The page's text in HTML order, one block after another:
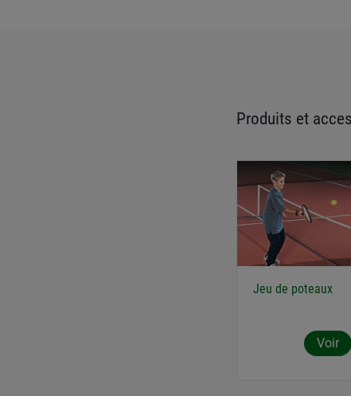
Produits et
Jeu de poteaux
Voir